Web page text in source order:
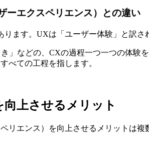
ーエクスペリエンス）との違い
ます。UXは「ユーザー体験」と訳
」などの、CXの過程一つ一つの体験を
べての工程を指します。
上させるメリット
エンス）を向上させるメリットは複